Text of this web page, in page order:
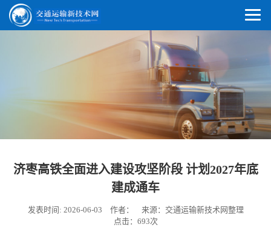
济枣高铁全面进入建设攻坚阶段 计划2027年底
建成通车
发表时间: 2026-06-03 作者：
来源：交通运输新技术网整理
点击：693次